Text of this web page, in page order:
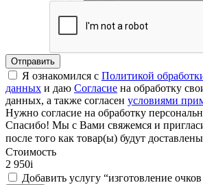
Отправить
Я ознакомился с Политикой
данных и даю Согласие на обработку
данных, а также согласен условиями
Нужно согласие на обработку
Спасибо! Мы с Вами свяжемся и
после того как товар(ы) будут
Стоимость
2 950i
Добавить услугу “изготовление